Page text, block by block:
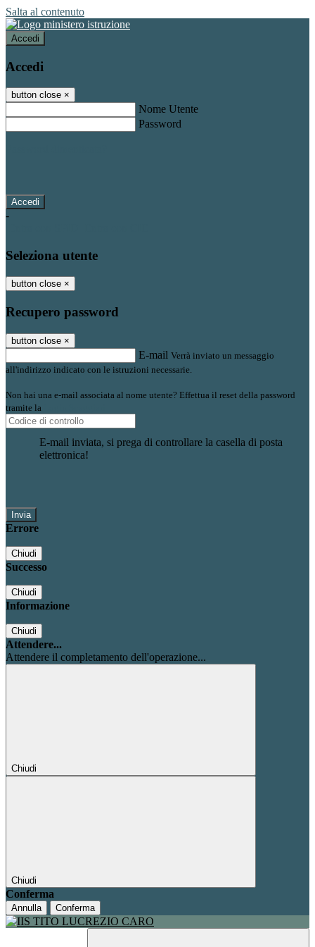
Salta al contenuto
Accedi
Accedi
button close ×
Nome Utente
Password
-
Seleziona utente
button close ×
Recupero password
button close ×
E-mail Verrà inviato un messaggio
all'indirizzo indicato con le istruzioni necessarie.
Non hai una e-mail associata al nome utente? Effettua il reset della password
tramite la
E-mail inviata, si prega di controllare la casella di posta
elettronica!
Errore
Chiudi
Successo
Chiudi
Informazione
Chiudi
Attendere...
Attendere il completamento dell'operazione...
Chiudi
Chiudi
Conferma
Annulla Conferma